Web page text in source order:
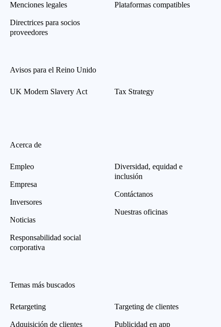
Menciones legales
Directrices para socios
proveedores
Plataformas compatibles
Avisos para el Reino Unido
UK Modern Slavery Act Tax Strategy
Acerca de
Empleo
Empresa
Inversores
Noticias
Responsabilidad social
corporativa
Diversidad, equidad e
inclusión
Contáctanos
Nuestras oficinas
Temas más buscados
Retargeting
Adquisición de clientes
Targeting de clientes
Publicidad en app